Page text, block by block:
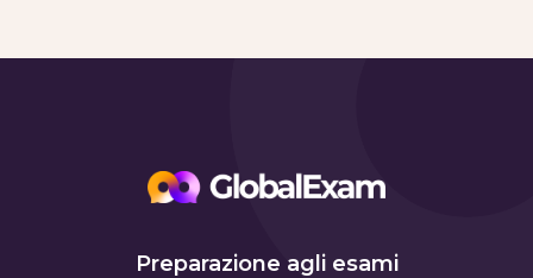
Preparazione agli esami